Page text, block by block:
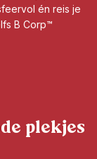
én reis je
B Corp™
plekjes